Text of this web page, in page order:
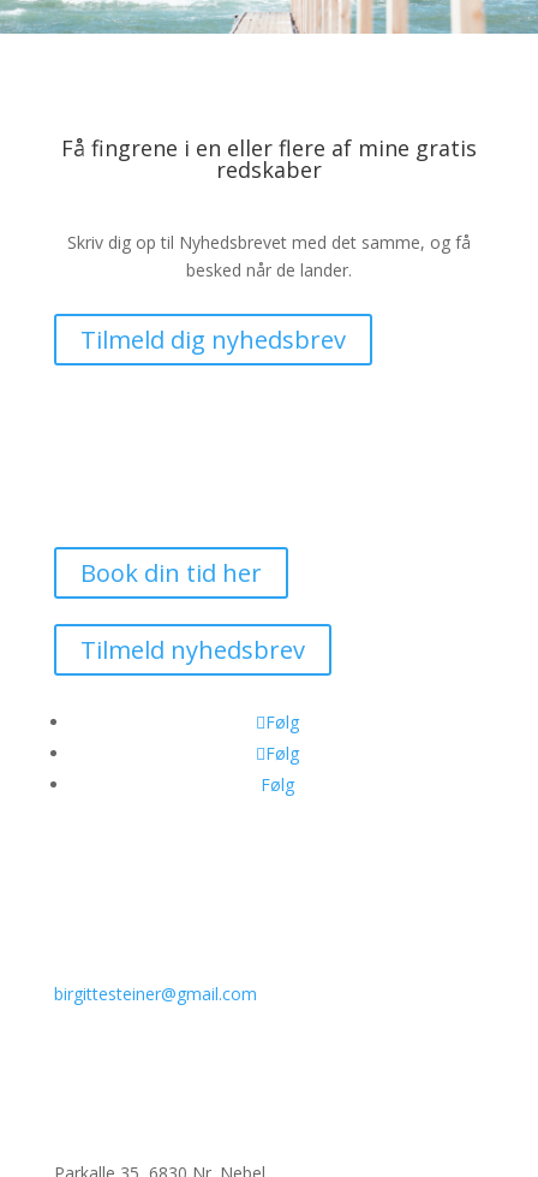
Få fingrene i en eller flere af mine gratis
redskaber
Skriv dig op til Nyhedsbrevet med det samme, og få
besked når de lander.
Tilmeld dig nyhedsbrev
Book din tid her
Tilmeld nyhedsbrev
Følg
Følg
Følg
birgittesteiner@gmail.com